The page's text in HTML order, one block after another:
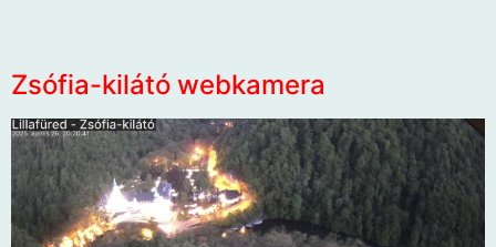
Zsófia-kilátó webkamera